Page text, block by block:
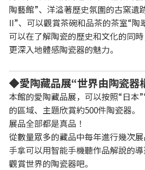
陶藝館”、洋溢著歷史氛圍的古窯遺
II”、可以觀賞茶碗和品茶的茶室“陶
可以在了解陶瓷的歷史和文化的同時
更深入地體感陶瓷器的魅力。
◆愛陶藏品展“世界由陶瓷器
本館的愛陶藏品展，可以按照“日本
的區域、主題欣賞約500件陶瓷器。
展品全部都是真品！
從數量眾多的藏品中每年進行幾次展
手拿可以用智能手機聽作品解說的導
觀賞世界的陶瓷器吧。